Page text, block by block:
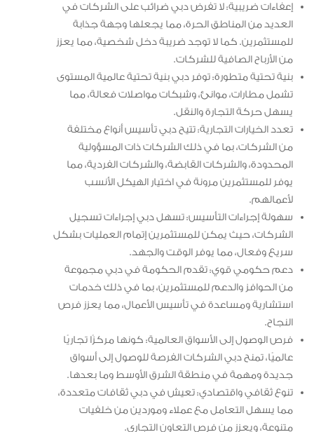
إعفاءات ضريبية: لا تفرض دبي ضرائب على الشركات في
العديد من المناطق الحرة، مما يجعلها وجهة جذابة
للمستثمرين. كما لا توجد ضريبة دخل شخصية، مما يعزز
من الأرباح الصافية للشركات.
بنية تحتية متطورة: توفر دبي بنية تحتية عالمية المستوى
تشمل مطارات، موانئ، وشبكات مواصلات فعالة، مما
يسهل حركة التجارة والنقل.
تعدد الخيارات التجارية: تتيح دبي تأسيس أنواع مختلفة
من الشركات، بما في ذلك الشركات ذات المسؤولية
المحدودة، والشركات القابضة، والشركات الفردية، مما
يوفر للمستثمرين مرونة في اختيار الهيكل الأنسب
لأعمالهم.
سهولة إجراءات التأسيس: تسهل دبي إجراءات تسجيل
الشركات، حيث يمكن للمستثمرين إتمام العمليات بشكل
سريع وفعال، مما يوفر الوقت والجهد.
دعم حكومي قوي: تقدم الحكومة في دبي مجموعة
من الحوافز والدعم للمستثمرين، بما في ذلك خدمات
استشارية ومساعدة في تأسيس الأعمال، مما يعزز فرص
النجاح.
فرص الوصول إلى الأسواق العالمية: كونها مركزًا تجاريًا
عالميًا، تمنح دبي الشركات الفرصة للوصول إلى أسواق
جديدة ومهمة في منطقة الشرق الأوسط وما بعدها.
تنوع ثقافي واقتصادي: تعيش في دبي ثقافات متعددة،
مما يسهل التعامل مع عملاء وموردين من خلفيات
متنوعة، ويعزز من فرص التعاون التجاري.